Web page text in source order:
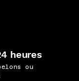
heures
ou